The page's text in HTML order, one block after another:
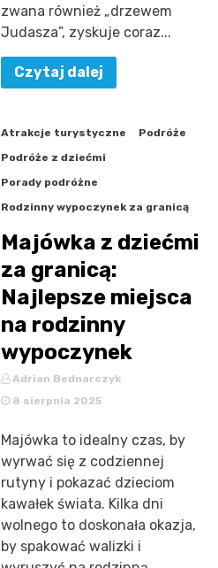
zwana również „drzewem
Judasza”, zyskuje coraz...
Czytaj dalej
Atrakcje turystyczne
Podróże
Podróże z dziećmi
Porady podróżne
Rodzinny wypoczynek za granicą
Majówka z dziećmi
za granicą:
Najlepsze miejsca
na rodzinny
wypoczynek
Adrian Bednarczyk
8 sierpnia 2025
Majówka to idealny czas, by
wyrwać się z codziennej
rutyny i pokazać dzieciom
kawałek świata. Kilka dni
wolnego to doskonała okazja,
by spakować walizki i